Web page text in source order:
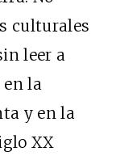
culturales
leer a
en la
y en la
XX